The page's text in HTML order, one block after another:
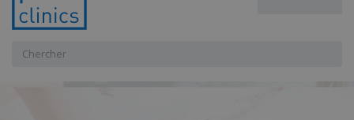
Chercher